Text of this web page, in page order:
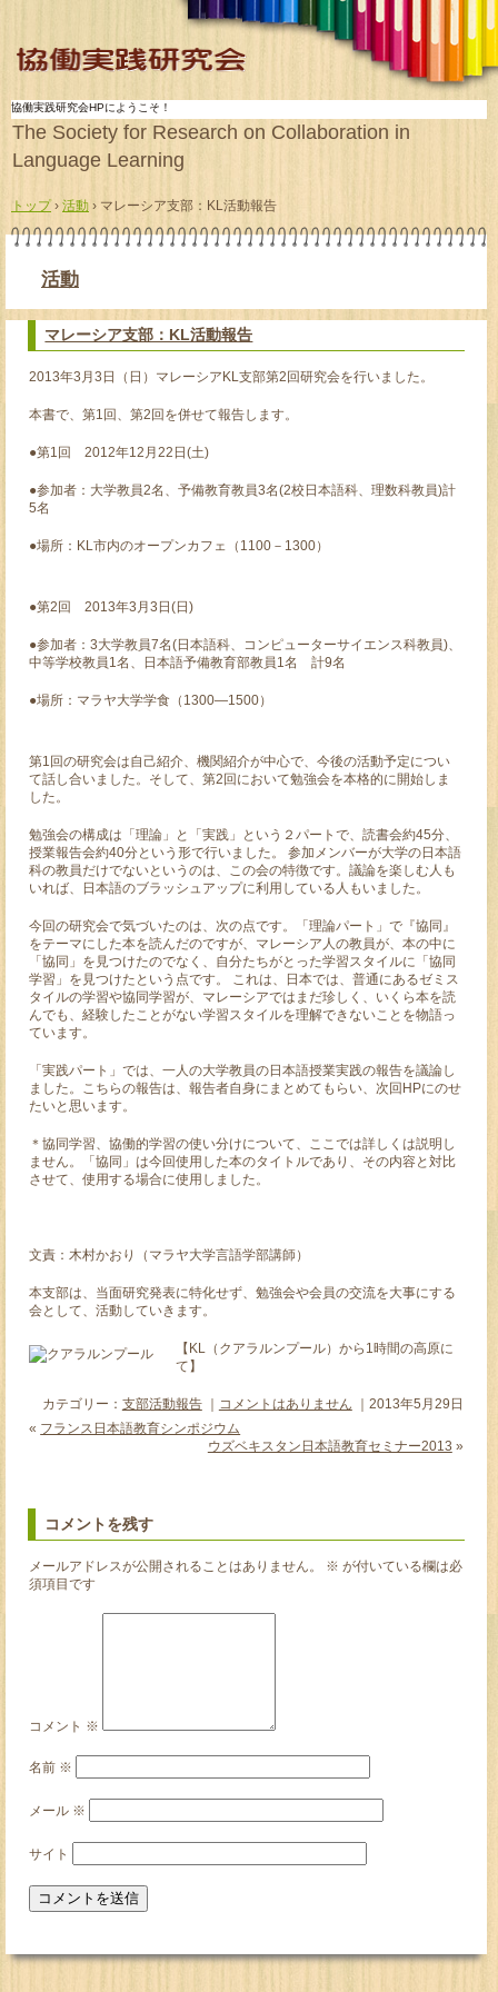
協働実践研究会HPにようこそ！
The Society for Research on Collaboration in
Language Learning
トップ› 活動 › マレーシア支部：KL活動報告
活動
マレーシア支部：KL活動報告
2013年3月3日（日）マレーシアKL支部第2回研究会を行いました。
本書で、第1回、第2回を併せて報告します。
●第1回 2012年12月22日(土)
●参加者：大学教員2名、予備教育教員3名(2校日本語科、理数科教員)計
5名
●場所：KL市内のオープンカフェ（1100－1300）
●第2回 2013年3月3日(日)
●参加者：3大学教員7名(日本語科、コンピューターサイエンス科教員)、
中等学校教員1名、日本語予備教育部教員1名 計9名
●場所：マラヤ大学学食（1300―1500）
第1回の研究会は自己紹介、機関紹介が中心で、今後の活動予定につい
て話し合いました。そして、第2回において勉強会を本格的に開始しま
した。
勉強会の構成は「理論」と「実践」という２パートで、読書会約45分、
授業報告会約40分という形で行いました。 参加メンバーが大学の日本語
科の教員だけでないというのは、この会の特徴です。議論を楽しむ人も
いれば、日本語のブラッシュアップに利用している人もいました。
今回の研究会で気づいたのは、次の点です。「理論パート」で『協同』
をテーマにした本を読んだのですが、マレーシア人の教員が、本の中に
「協同」を見つけたのでなく、自分たちがとった学習スタイルに「協同
学習」を見つけたという点です。 これは、日本では、普通にあるゼミス
タイルの学習や協同学習が、マレーシアではまだ珍しく、いくら本を読
んでも、経験したことがない学習スタイルを理解できないことを物語っ
ています。
「実践パート」では、一人の大学教員の日本語授業実践の報告を議論し
ました。こちらの報告は、報告者自身にまとめてもらい、次回HPにのせ
たいと思います。
＊協同学習、協働的学習の使い分けについて、ここでは詳しくは説明し
ません。「協同」は今回使用した本のタイトルであり、その内容と対比
させて、使用する場合に使用しました。
文責：木村かおり（マラヤ大学言語学部講師）
本支部は、当面研究発表に特化せず、勉強会や会員の交流を大事にする
会として、活動していきます。
【KL（クアラルンプール）から1時間の高原に
て】
カテゴリー： 支部活動報告｜ コメントはありません ｜2013年5月29日
« フランス日本語教育シンポジウム
ウズベキスタン日本語教育セミナー2013 »
コメントを残す
メールアドレスが公開されることはありません。 ※ が付いている欄は必
須項目です
コメント ※
名前 ※
メール ※
サイト